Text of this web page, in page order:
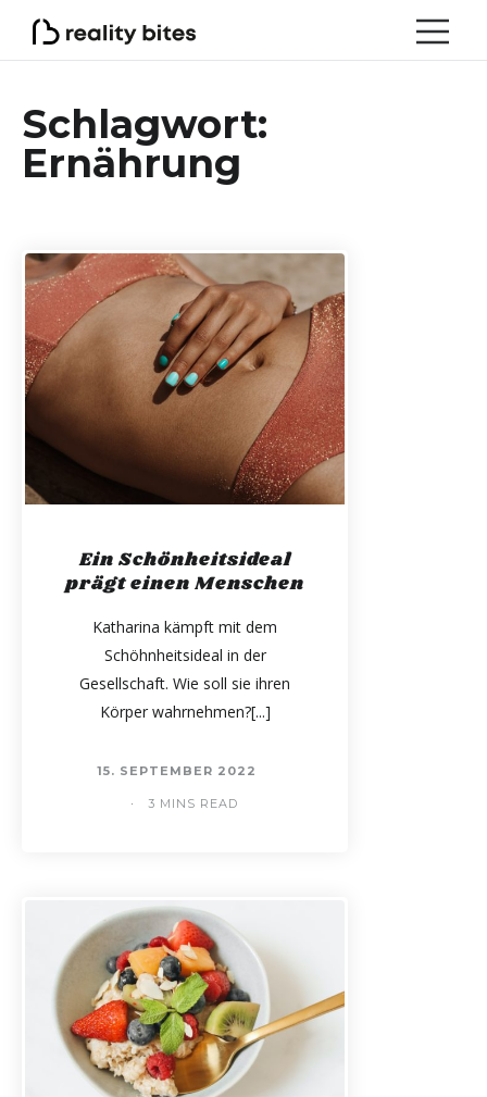
Schlagwort:
Ernährung
Ein Schönheitsideal
prägt einen Menschen
Katharina kämpft mit dem
Schöhnheitsideal in der
Gesellschaft. Wie soll sie ihren
Körper wahrnehmen?
15. SEPTEMBER 2022
3 MINS READ